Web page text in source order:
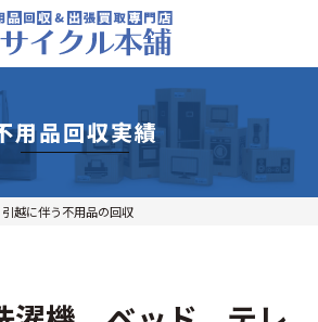
用品回収実績
引越に伴う不用品の回収